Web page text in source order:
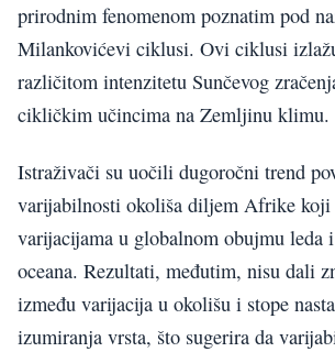
prirodnim fenomenom poznatim pod
Milankovićevi ciklusi. Ovi ciklusi
različitom intenzitetu Sunčevog
cikličkim učincima na Zemljinu klimu.
Istraživači su uočili dugoročni trend
varijabilnosti okoliša diljem Afrike koji
varijacijama u globalnom obujmu leda
oceana. Rezultati, međutim, nisu dali
između varijacija u okolišu i stope
izumiranja vrsta, što sugerira da